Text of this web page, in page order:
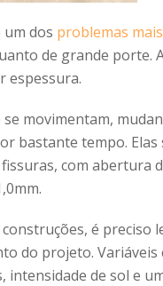
dos problemas
de grande porte.
espessura.
movimentam,
bastante tempo.
com abertura
é preciso
do projeto.
de sol e